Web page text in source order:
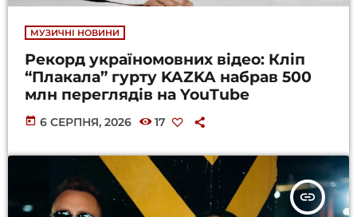
МУЗИЧНІ НОВИНИ
Рекорд україномовних відео: Кліп
“Плакала” гурту KAZKA набрав 500
млн переглядів на YouTube
today 6 СЕРПНЯ, 2026 17
insert_link